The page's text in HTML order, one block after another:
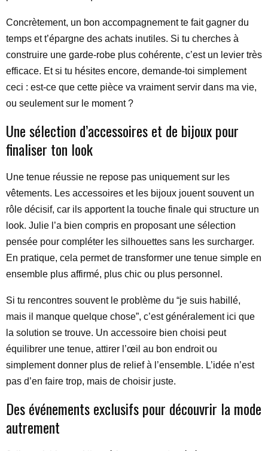
Concrètement, un bon accompagnement te fait gagner du
temps et t’épargne des achats inutiles. Si tu cherches à
construire une garde-robe plus cohérente, c’est un levier très
efficace. Et si tu hésites encore, demande-toi simplement
ceci : est-ce que cette pièce va vraiment servir dans ma vie,
ou seulement sur le moment ?
Une sélection d’accessoires et de bijoux pour
finaliser ton look
Une tenue réussie ne repose pas uniquement sur les
vêtements. Les accessoires et les bijoux jouent souvent un
rôle décisif, car ils apportent la touche finale qui structure un
look. Julie l’a bien compris en proposant une sélection
pensée pour compléter les silhouettes sans les surcharger.
En pratique, cela permet de transformer une tenue simple en
ensemble plus affirmé, plus chic ou plus personnel.
Si tu rencontres souvent le problème du “je suis habillé,
mais il manque quelque chose”, c’est généralement ici que
la solution se trouve. Un accessoire bien choisi peut
équilibrer une tenue, attirer l’œil au bon endroit ou
simplement donner plus de relief à l’ensemble. L’idée n’est
pas d’en faire trop, mais de choisir juste.
Des événements exclusifs pour découvrir la mode
autrement